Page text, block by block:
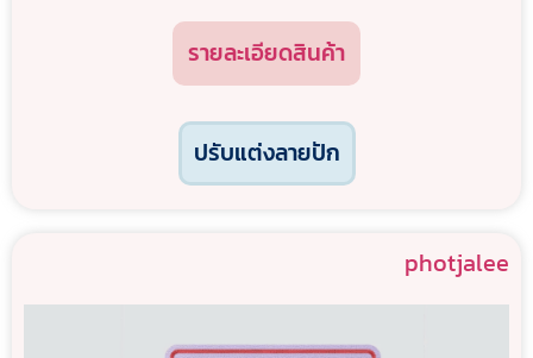
รายละเอียดสินค้า
ปรับแต่งลายปัก
photjalee